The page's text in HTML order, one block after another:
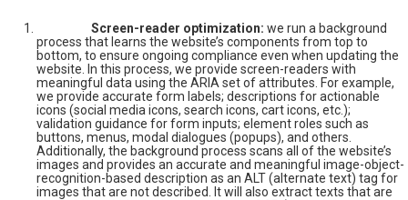
Screen-reader optimization: we run a background
process that learns the website’s components from top to
bottom, to ensure ongoing compliance even when updating the
website. In this process, we provide screen-readers with
meaningful data using the ARIA set of attributes. For example,
we provide accurate form labels; descriptions for actionable
icons (social media icons, search icons, cart icons, etc.);
validation guidance for form inputs; element roles such as
buttons, menus, modal dialogues (popups), and others.
Additionally, the background process scans all of the website’s
images and provides an accurate and meaningful image-object-
recognition-based description as an ALT (alternate text) tag for
images that are not described. It will also extract texts that are